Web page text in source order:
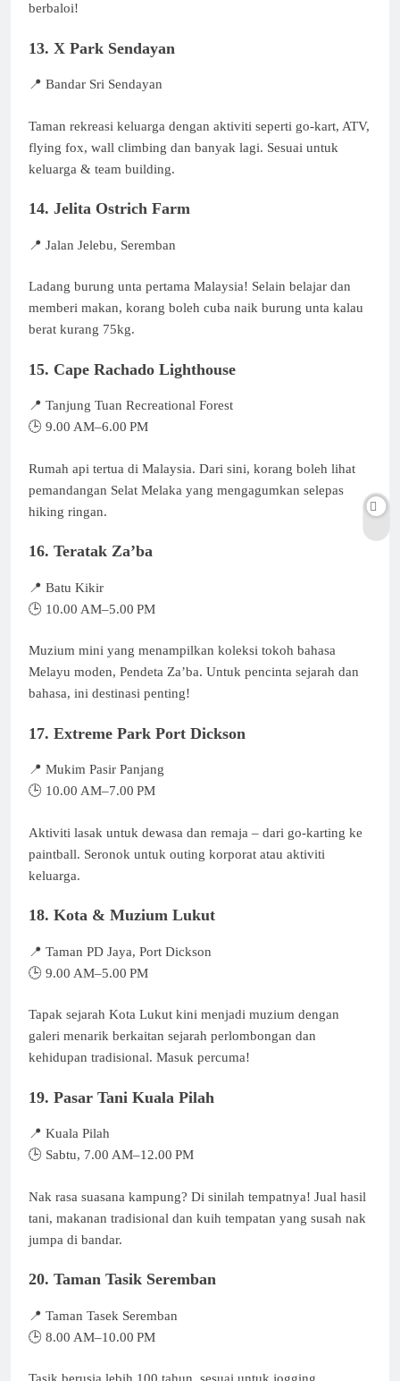
berbaloi!
13. X Park Sendayan
📍 Bandar Sri Sendayan
Taman rekreasi keluarga dengan aktiviti seperti go-kart, ATV,
flying fox, wall climbing dan banyak lagi. Sesuai untuk
keluarga & team building.
14. Jelita Ostrich Farm
📍 Jalan Jelebu, Seremban
Ladang burung unta pertama Malaysia! Selain belajar dan
memberi makan, korang boleh cuba naik burung unta kalau
berat kurang 75kg.
15. Cape Rachado Lighthouse
📍 Tanjung Tuan Recreational Forest
🕒 9.00 AM–6.00 PM
Rumah api tertua di Malaysia. Dari sini, korang boleh lihat
pemandangan Selat Melaka yang mengagumkan selepas
hiking ringan.
16. Teratak Za’ba
📍 Batu Kikir
🕒 10.00 AM–5.00 PM
Muzium mini yang menampilkan koleksi tokoh bahasa
Melayu moden, Pendeta Za’ba. Untuk pencinta sejarah dan
bahasa, ini destinasi penting!
17. Extreme Park Port Dickson
📍 Mukim Pasir Panjang
🕒 10.00 AM–7.00 PM
Aktiviti lasak untuk dewasa dan remaja – dari go-karting ke
paintball. Seronok untuk outing korporat atau aktiviti
keluarga.
18. Kota & Muzium Lukut
📍 Taman PD Jaya, Port Dickson
🕒 9.00 AM–5.00 PM
Tapak sejarah Kota Lukut kini menjadi muzium dengan
galeri menarik berkaitan sejarah perlombongan dan
kehidupan tradisional. Masuk percuma!
19. Pasar Tani Kuala Pilah
📍 Kuala Pilah
🕒 Sabtu, 7.00 AM–12.00 PM
Nak rasa suasana kampung? Di sinilah tempatnya! Jual hasil
tani, makanan tradisional dan kuih tempatan yang susah nak
jumpa di bandar.
20. Taman Tasik Seremban
📍 Taman Tasek Seremban
🕒 8.00 AM–10.00 PM